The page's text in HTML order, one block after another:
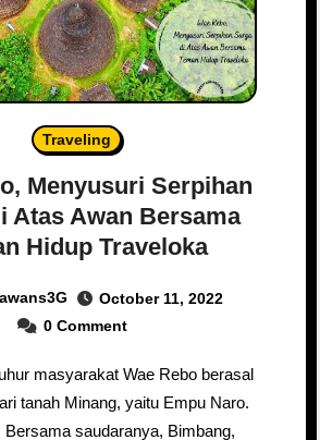
Traveling
Menyusuri Serpihan
Atas Awan Bersama
Hidup Traveloka
October 11, 2022
0 Comment
masyarakat Wae Rebo berasal
tanah Minang, yaitu Empu Naro.
Bersama saudaranya, Bimbang,